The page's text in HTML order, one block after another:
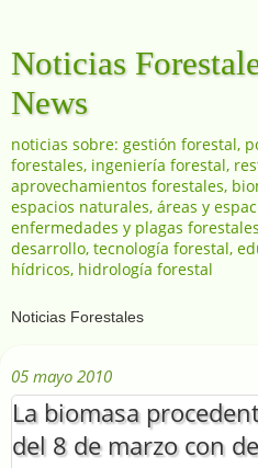
Noticias
News
noticias sobre: gestión forestal,
forestales, ingeniería forestal,
aprovechamientos forestales,
espacios naturales, áreas y
enfermedades y plagas
desarrollo, tecnología forestal,
hídricos, hidrología forestal
05 mayo 2010
La biomasa
del 8 de marzo con